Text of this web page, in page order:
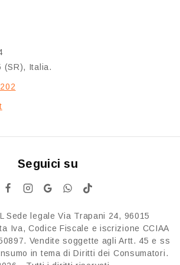
(SR), Italia.
Seguici su
Sede legale Via Trapani 24, 96015
Iva, Codice Fiscale e iscrizione CCIAA
Vendite soggette agli Artt. 45 e ss
in tema di Diritti dei Consumatori.